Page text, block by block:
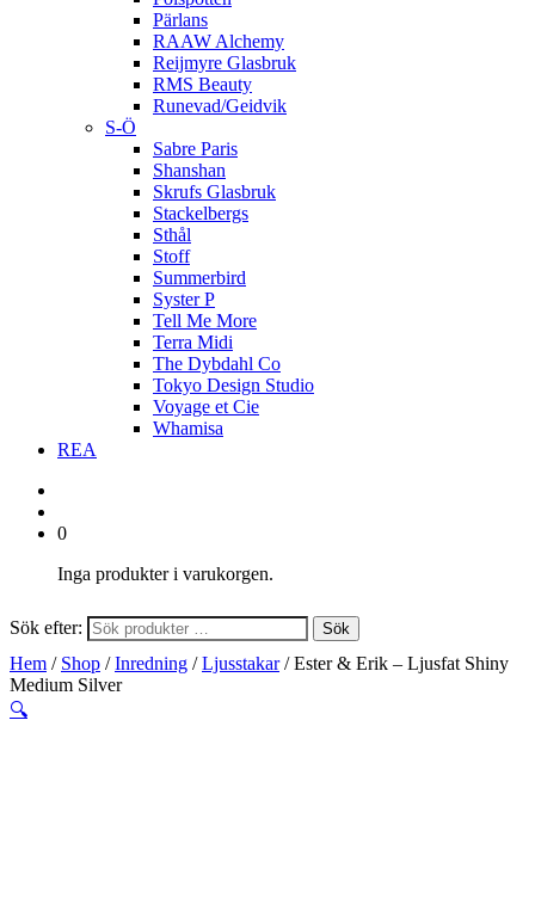
Pärlans
RAAW Alchemy
Reijmyre Glasbruk
RMS Beauty
Runevad/Geidvik
S-Ö
Sabre Paris
Shanshan
Skrufs Glasbruk
Stackelbergs
Sthål
Stoff
Summerbird
Syster P
Tell Me More
Terra Midi
The Dybdahl Co
Tokyo Design Studio
Voyage et Cie
Whamisa
REA
0
Inga produkter i varukorgen.
Sök efter: Sök
Hem / Shop /Inredning /Ljusstakar/ Ester & Erik – Ljusfat Shiny
Medium Silver
🔍